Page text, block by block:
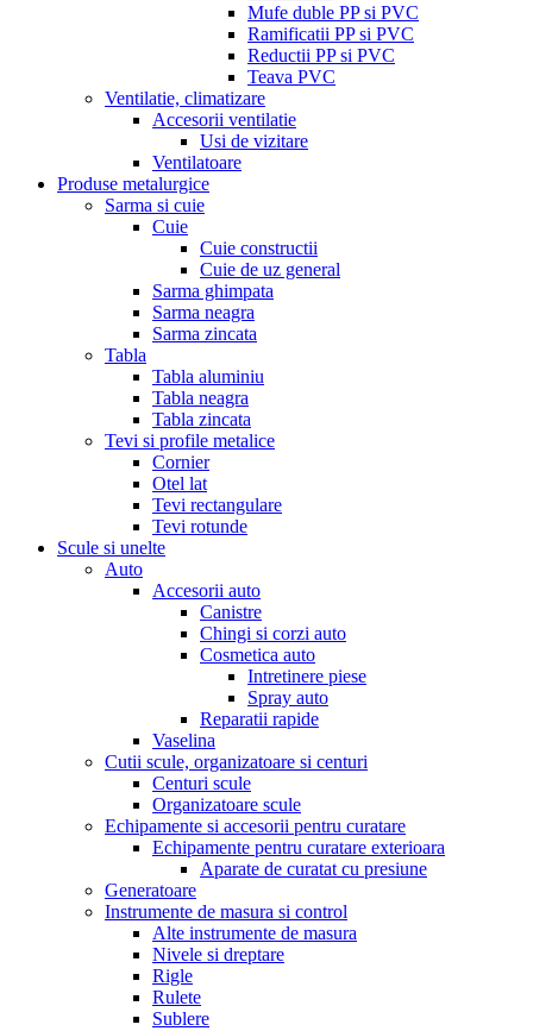
Mufe duble PP si PVC
Ramificatii PP si PVC
Reductii PP si PVC
Teava PVC
Ventilatie, climatizare
Accesorii ventilatie
Usi de vizitare
Ventilatoare
Produse metalurgice
Sarma si cuie
Cuie
Cuie constructii
Cuie de uz general
Sarma ghimpata
Sarma neagra
Sarma zincata
Tabla
Tabla aluminiu
Tabla neagra
Tabla zincata
Tevi si profile metalice
Cornier
Otel lat
Tevi rectangulare
Tevi rotunde
Scule si unelte
Auto
Accesorii auto
Canistre
Chingi si corzi auto
Cosmetica auto
Intretinere piese
Spray auto
Reparatii rapide
Vaselina
Cutii scule, organizatoare si centuri
Centuri scule
Organizatoare scule
Echipamente si accesorii pentru curatare
Echipamente pentru curatare exterioara
Aparate de curatat cu presiune
Generatoare
Instrumente de masura si control
Alte instrumente de masura
Nivele si dreptare
Rigle
Rulete
Sublere